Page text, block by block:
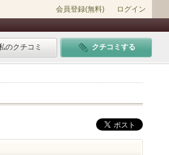
会員登録(無料) ログイン
のクチコミ クチコミする